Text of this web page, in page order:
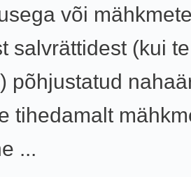
või
salvrättidest (kui
põhjustatud
tihedamalt
...